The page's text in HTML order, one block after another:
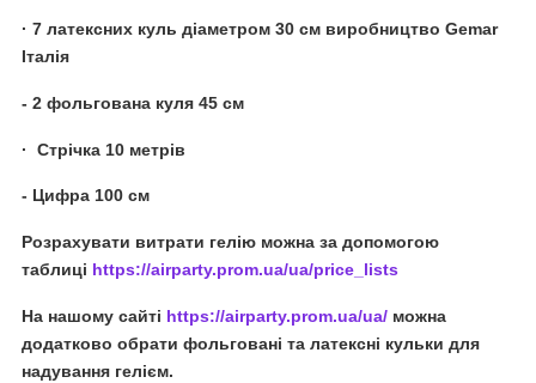
· 7 латексних куль діаметром 30 см виробництво Gemar
Італія
- 2 фольгована куля 45 см
· Стрічка 10 метрів
- Цифра 100 см
Розрахувати витрати гелію можна за допомогою
таблиці https://airparty.prom.ua/ua/price_lists
На нашому сайті https://airparty.prom.ua/ua/ можна
додатково обрати фольговані та латексні кульки для
надування гелієм.